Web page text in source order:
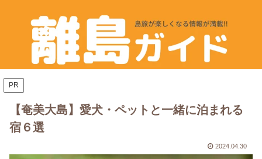
PR
【奄美大島】愛犬・ペットと一緒に泊まれる
宿６選
2024.04.30